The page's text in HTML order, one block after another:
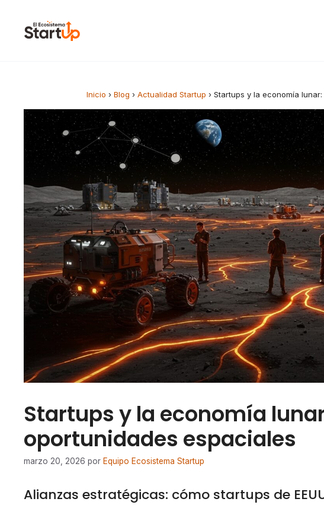
Inicio › Blog › Actualidad Startup › Startups y la economía
Startups y la economía
oportunidades espaciales
marzo 20, 2026 por Equipo Ecosistema Startup
Alianzas estratégicas: cómo startups de